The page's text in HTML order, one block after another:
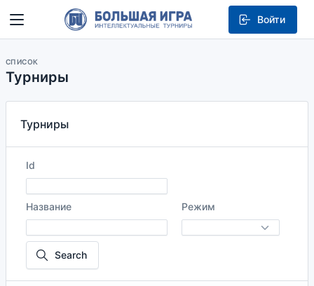
Войти
СПИСОК
Турниры
Турниры
Id
Название Режим
Search